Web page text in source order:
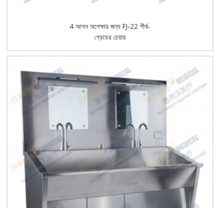
4 আসন অপেক্ষার জন্য FJ-22 শীর্ষ-
গ্রেডের চেয়ার